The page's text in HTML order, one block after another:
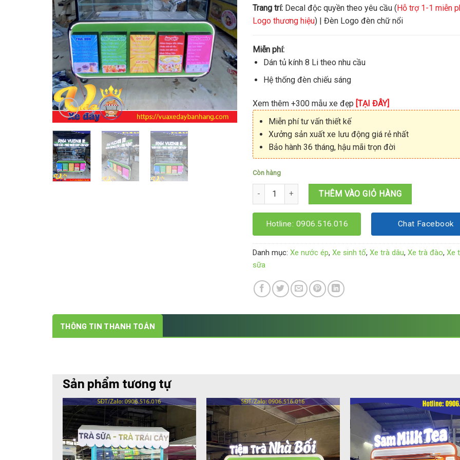
Trang trí: Decal độc quyền theo yêu cầu (Hỗ trợ 1-1 miễn
Logo thương hiệu) | Đèn Logo đèn chữ nổi
Miễn phí:
Dán tủ kính 8 Li theo nhu cầu
Hệ thống đèn chiếu sáng
Xem thêm +300 mẫu xe đẹp [TẠI ĐÂY]
Miễn phí tư vấn thiết kế
Xưởng sản xuất xe lưu động giá rẻ nhất
Bảo hành 36 tháng, hậu mãi trọn đời
Còn hàng
Xe trà trái cây ăn vặt 1M4x60x1M95 số lượng
THÊM VÀO GIỎ HÀNG
Hotline: 0906.516.016 Chat Facebook
Danh mục: Xe nước ép, Xe sinh tố, Xe trà dâu, Xe trà đào, Xe
sữa
THÔNG TIN THANH TOÁN
Sản phẩm tương tự